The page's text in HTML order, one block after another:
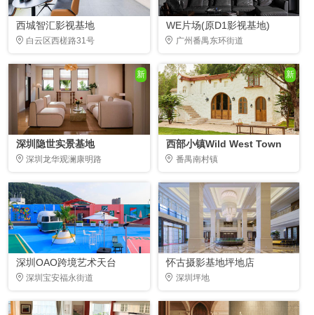
西城智汇影视基地
白云区西槎路31号
WE片场(原D1影视基地)
广州番禺东环街道
新
深圳隐世实景基地
深圳龙华观澜康明路
新
西部小镇Wild West Town
番禺南村镇
深圳OAO跨境艺术天台
深圳宝安福永街道
怀古摄影基地坪地店
深圳坪地